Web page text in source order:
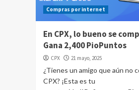
Compras por internet
En CPX, lo bueno se
Gana 2,400 PioPuntos
CPX 21 mayo, 2025
¿Tienes un amigo que aún no
CPX? ¡Esta es tu